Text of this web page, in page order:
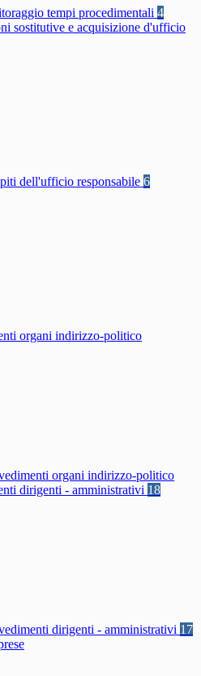
tempi procedimentali 4
sostitutive e acquisizione d'ufficio
dell'ufficio responsabile 6
organi indirizzo-politico
organi indirizzo-politico
dirigenti - amministrativi 18
dirigenti - amministrativi 17